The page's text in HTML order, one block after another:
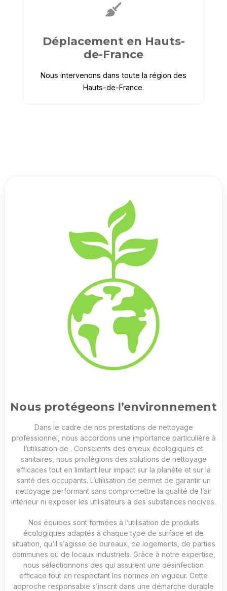
Déplacement en Hauts-
de-France
Nous intervenons dans toute la région des
Hauts-de-France.
Nous protégeons l’environnement
Dans le cadre de nos prestations de nettoyage
professionnel, nous accordons une importance particulière à
l’utilisation de . Conscients des enjeux écologiques et
sanitaires, nous privilégions des solutions de nettoyage
efficaces tout en limitant leur impact sur la planète et sur la
santé des occupants. L’utilisation de permet de garantir un
nettoyage performant sans compromettre la qualité de l’air
intérieur ni exposer les utilisateurs à des substances nocives.
Nos équipes sont formées à l’utilisation de produits
écologiques adaptés à chaque type de surface et de
situation, qu’il s’agisse de bureaux, de logements, de parties
communes ou de locaux industriels. Grâce à notre expertise,
nous sélectionnons des qui assurent une désinfection
efficace tout en respectant les normes en vigueur. Cette
approche responsable s’inscrit dans une démarche durable